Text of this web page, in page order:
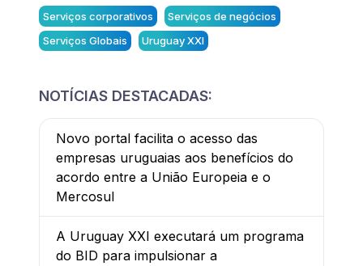
Serviços corporativos
Serviços de negócios
Serviços Globais
Uruguay XXI
NOTÍCIAS DESTACADAS:
Novo portal facilita o acesso das
empresas uruguaias aos benefícios do
acordo entre a União Europeia e o
Mercosul
A Uruguay XXI executará um programa
do BID para impulsionar a